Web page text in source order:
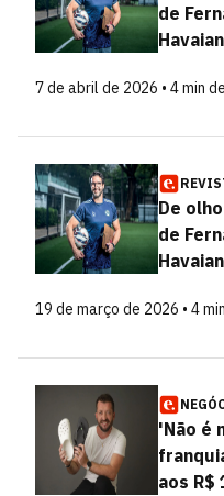
de
7 de abril de 2026 • 4 min
De
de
19 de março de 2026 • 4
'Não é
aos R$